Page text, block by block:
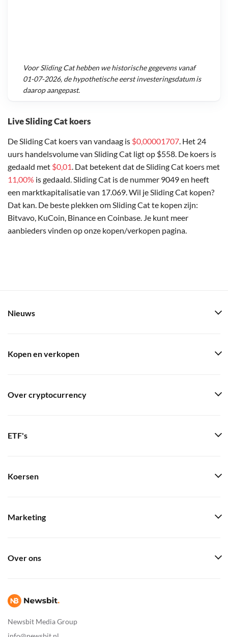
Live Sliding Cat koers
De Sliding Cat koers van vandaag is $0,00001707. Het 24
uurs handelsvolume van Sliding Cat ligt op $558. De koers is
gedaald met $0,01. Dat betekent dat de Sliding Cat koers met
11,00% is gedaald. Sliding Cat is de nummer 9049 en heeft
een marktkapitalisatie van 17.069. Wil je Sliding Cat kopen?
Dat kan. De beste plekken om Sliding Cat te kopen zijn:
Bitvavo, KuCoin, Binance en Coinbase. Je kunt meer
aanbieders vinden op onze kopen/verkopen pagina.
VoorSliding Cathebben we historische gegevens vanaf
01-07-2026, de hypothetische eerst investeringsdatum is
daarop aangepast.
Newsbit Media Group
Nieuws
Kopen en verkopen
Over cryptocurrency
ETF's
Koersen
Marketing
Over ons